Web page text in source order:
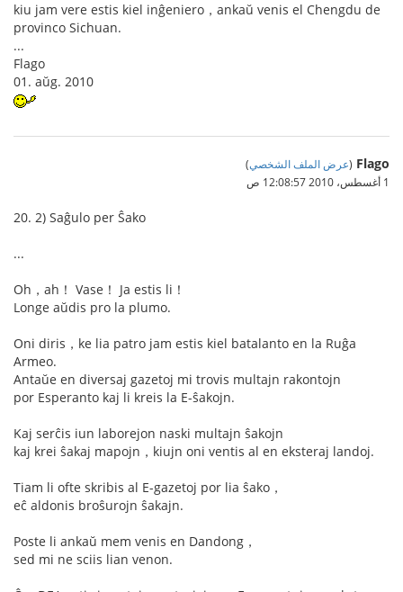
kiu jam vere estis kiel inĝeniero，ankaŭ venis el Chengdu de
provinco Sichuan.
...
Flago
01. aŭg. 2010
Flago
(عرض الملف الشخصي)
1 أغسطس، 2010 12:08:57 ص
20. 2) Saĝulo per Ŝako
...
Oh，ah！ Vase！ Ja estis li！
Longe aŭdis pro la plumo.
Oni diris，ke lia patro jam estis kiel batalanto en la Ruĝa
Armeo.
Antaŭe en diversaj gazetoj mi trovis multajn rakontojn
por Esperanto kaj li kreis la E-ŝakojn.
Kaj serĉis iun laborejon naski multajn ŝakojn
kaj krei ŝakaj mapojn，kiujn oni ventis al en eksteraj landoj.
Tiam li ofte skribis al E-gazetoj por lia ŝako，
eĉ aldonis broŝurojn ŝakajn.
Poste li ankaŭ mem venis en Dandong，
sed mi ne sciis lian venon.